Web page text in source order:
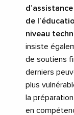
de
niveau
insiste
de soutiens
derniers
plus
la
en